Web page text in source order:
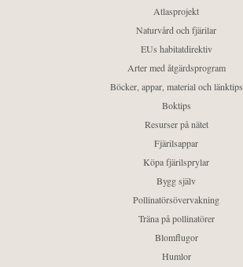
Atlasprojekt
Naturvård och fjärilar
EUs habitatdirektiv
Arter med åtgärdsprogram
Böcker, appar, material och länktips
Boktips
Resurser på nätet
Fjärilsappar
Köpa fjärilsprylar
Bygg själv
Pollinatörsövervakning
Träna på pollinatörer
Blomflugor
Humlor